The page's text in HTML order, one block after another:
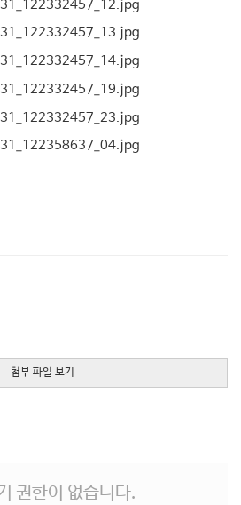
첨부 파일 보기
권한이 없습니다.